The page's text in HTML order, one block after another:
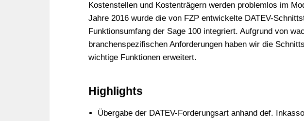
Kostenstellen und Kostenträgern werden problemlos im
Jahre 2016 wurde die von FZP entwickelte DATEV-
Funktionsumfang der Sage 100 integriert. Aufgrund von
branchenspezifischen Anforderungen haben wir die
wichtige Funktionen erweitert.
Highlights
Übergabe der DATEV-Forderungsart anhand def.